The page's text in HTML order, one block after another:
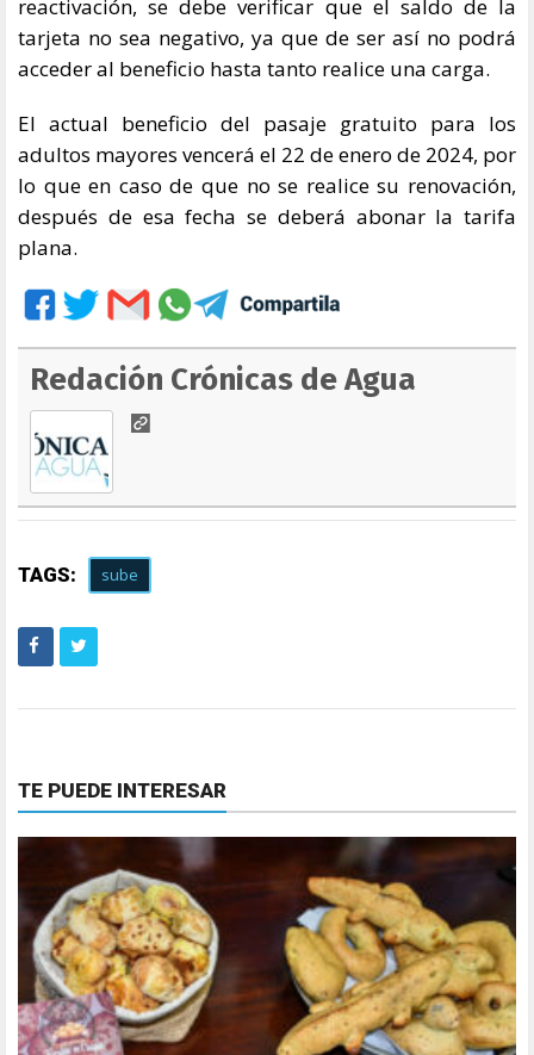
reactivación, se debe verificar que el saldo de la
tarjeta no sea negativo, ya que de ser así no podrá
acceder al beneficio hasta tanto realice una carga.
El actual beneficio del pasaje gratuito para los
adultos mayores vencerá el 22 de enero de 2024, por
lo que en caso de que no se realice su renovación,
después de esa fecha se deberá abonar la tarifa
plana.
Redación Crónicas de Agua
TAGS: sube
TE PUEDE INTERESAR